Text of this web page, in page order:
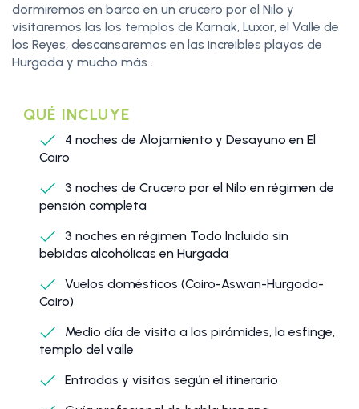
dormiremos en barco en un crucero por el Nilo y
visitaremos las los templos de Karnak, Luxor, el Valle de
los Reyes, descansaremos en las increibles playas de
Hurgada y mucho más .
QUÉ INCLUYE
4 noches de Alojamiento y Desayuno en El
Cairo
3 noches de Crucero por el Nilo en régimen de
pensión completa
3 noches en régimen Todo Incluido sin
bebidas alcohólicas en Hurgada
Vuelos domésticos (Cairo-Aswan-Hurgada-
Cairo)
Medio día de visita a las pirámides, la esfinge,
templo del valle
Entradas y visitas según el itinerario